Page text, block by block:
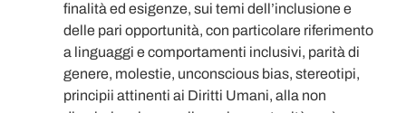
finalità ed esigenze, sui temi dell’inclusione e
delle pari opportunità, con particolare riferimento
a linguaggi e comportamenti inclusivi, parità di
genere, molestie, unconscious bias, stereotipi,
principii attinenti ai Diritti Umani, alla non